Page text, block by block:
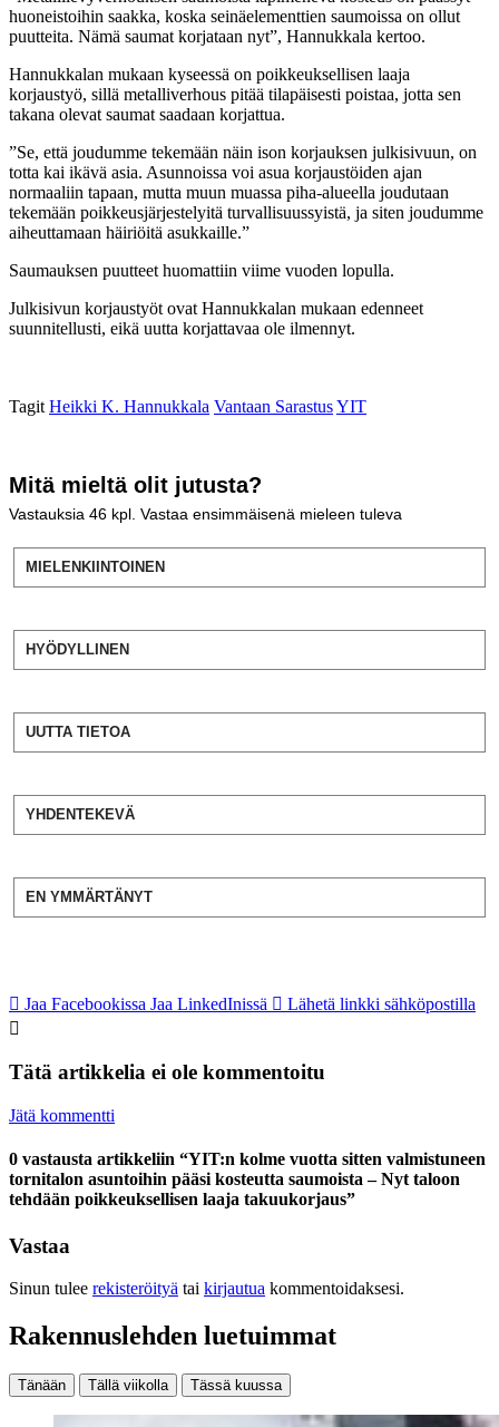
huoneistoihin saakka, koska seinäelementtien saumoissa on ollut
puutteita. Nämä saumat korjataan nyt”, Hannukkala kertoo.
Hannukkalan mukaan kyseessä on poikkeuksellisen laaja
korjaustyö, sillä metalliverhous pitää tilapäisesti poistaa, jotta sen
takana olevat saumat saadaan korjattua.
”Se, että joudumme tekemään näin ison korjauksen julkisivuun, on
totta kai ikävä asia. Asunnoissa voi asua korjaustöiden ajan
normaaliin tapaan, mutta muun muassa piha-alueella joudutaan
tekemään poikkeusjärjestelyitä turvallisuussyistä, ja siten joudumme
aiheuttamaan häiriöitä asukkaille.”
Saumauksen puutteet huomattiin viime vuoden lopulla.
Julkisivun korjaustyöt ovat Hannukkalan mukaan edenneet
suunnitellusti, eikä uutta korjattavaa ole ilmennyt.
Tagit Heikki K. Hannukkala Vantaan SarastusYIT
Mitä mieltä olit jutusta?
Vastauksia 46 kpl. Vastaa ensimmäisenä mieleen tuleva
MIELENKIINTOINEN
HYÖDYLLINEN
UUTTA TIETOA
YHDENTEKEVÄ
EN YMMÄRTÄNYT
Jaa Facebookissa Jaa LinkedInissä Lähetä linkki sähköpostilla
Tätä artikkelia ei ole kommentoitu
Jätä kommentti
0 vastausta artikkeliin “YIT:n kolme vuotta sitten valmistuneen
tornitalon asuntoihin pääsi kosteutta saumoista – Nyt taloon
tehdään poikkeuksellisen laaja takuukorjaus”
Vastaa
Sinun tulee rekisteröityä tai kirjautua kommentoidaksesi.
Rakennuslehden luetuimmat
Tänään Tällä viikolla Tässä kuussa